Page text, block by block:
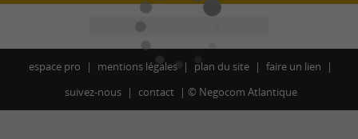
espace pro mentions légales plan du site
faire un lien
suivez-nous
contact © Negocom Atlantique